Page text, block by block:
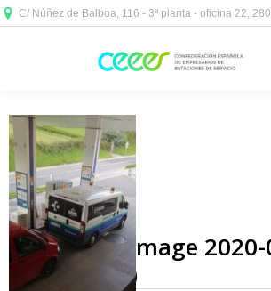
C/ Núñez de Balboa, 116 - 3ª planta - oficina 22,
WhatsApp Image
12.50.31 (1)